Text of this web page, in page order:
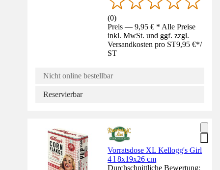
(0)
Preis — 9,95 € * Alle Preise
inkl. MwSt. und ggf. zzgl.
Versandkosten pro ST9,95 €*/
ST
Nicht online bestellbar
Reservierbar
Vorratsdose XL Kellogg's Girl
4 l 8x19x26 cm
Durchschnittliche Bewertung: